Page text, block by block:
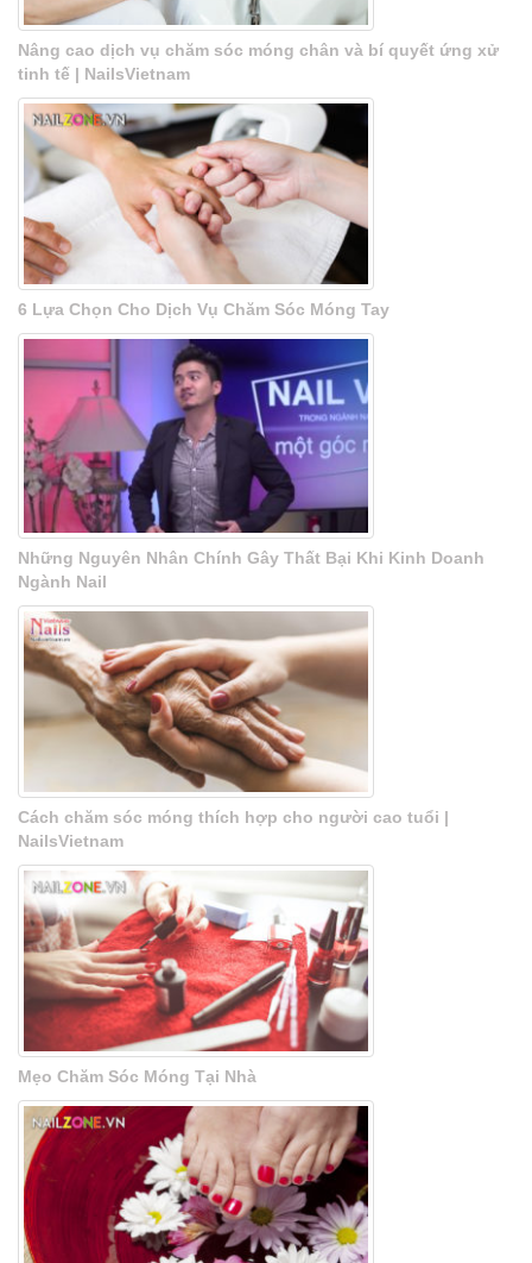
Nâng cao dịch vụ chăm sóc móng chân và bí quyết ứng xử
tinh tế | NailsVietnam
6 Lựa Chọn Cho Dịch Vụ Chăm Sóc Móng Tay
Những Nguyên Nhân Chính Gây Thất Bại Khi Kinh Doanh
Ngành Nail
Cách chăm sóc móng thích hợp cho người cao tuổi |
NailsVietnam
Mẹo Chăm Sóc Móng Tại Nhà